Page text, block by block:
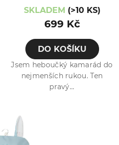
Zajíček
SKLADEM (>10 KS)
699 Kč
DO KOŠÍKU
Jsem heboučký kamarád do
nejmenších rukou. Ten
pravý...